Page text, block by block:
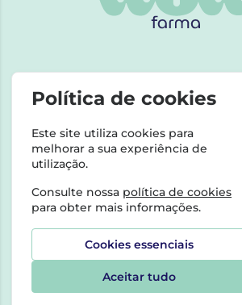
Política de cookies
Este site utiliza cookies para
melhorar a sua experiência de
utilização.
Consulte nossa política de cookies
para obter mais informações.
Cookies essenciais
Aceitar tudo